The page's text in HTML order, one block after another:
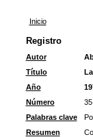
Inicio
Registro
Autor
Título
Año
Número
35
Palabras clave
Resumen